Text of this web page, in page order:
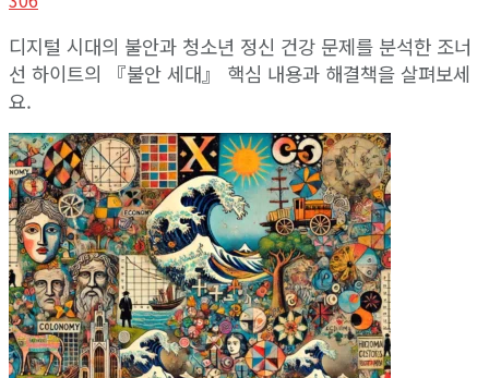
디지털 시대의 불안과 청소년 정신 건강 문제를 분석한 조너
선 하이트의 『불안 세대』 핵심 내용과 해결책을 살펴보세
요.